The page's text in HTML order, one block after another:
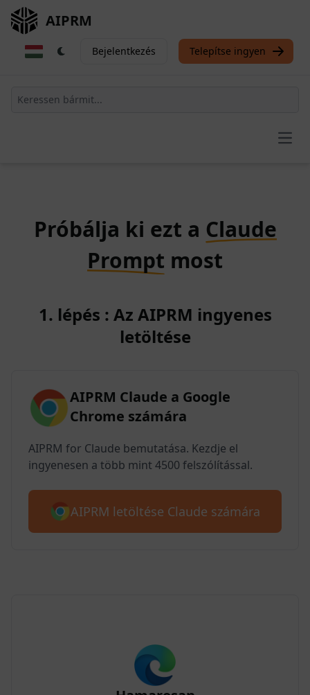
AIPRM
Bejelentkezés Telepítse ingyen
Próbálja ki ezt a Claude
Prompt most
1. lépés : Az AIPRM ingyenes
letöltése
AIPRM Claude a Google
Chrome számára
AIPRM for Claude bemutatása. Kezdje el
ingyenesen a több mint 4500 felszólítással.
AIPRM letöltése Claude számára